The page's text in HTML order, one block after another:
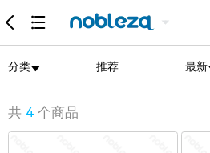
分类 推荐 最新
共 4个商品